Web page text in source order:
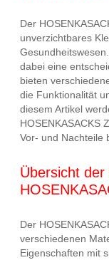
Der
unverzichtbares
dabei eine
bieten
die Funktionalität
diesem Artikel
HOSENKASACKS
Vor- und Nachteile
Übersicht
Der
verschiedenen
Eigenschaften mit